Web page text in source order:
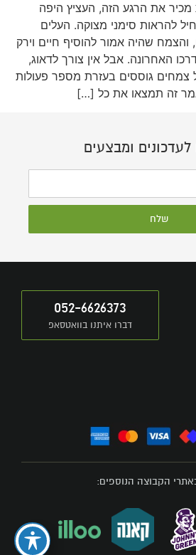
את הרגע הזה, העציץ היפה
להראות סימני מצוקה. העלים
והצמח שהיה אמור להוסיף חיים וירק
האחרונה. אבל אין צורך לדאוג,
צמחים גוססים בעזרת מספר פעולות
זה תמצאו את כל […]
ומבצעים
שלח
052-6626373
דברו איתנו בוואטסאפ
הקבוצה הנוספים: